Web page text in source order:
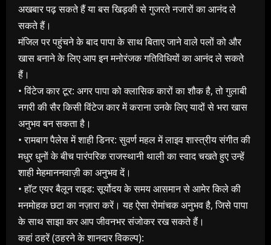
अखबार पढ़ सकते हैं या बस खिड़की से गुजरते नजारों का आनंद ले
सकते हैं।
मंजिल पर पहुंचने के बाद पापा के साथ बिताए जाने वाले पलों को और
खास बनाने के लिए आप इन मनोरंजक गतिविधियों का आनंद ले सकते
हैं।
• विंटेज कार टूर: अगर पापा को क्लासिक कारों का शौक है, तो गुलाबी
नगरी की सैर किसी विंटेज कार में कराना उनके लिए यादों से भरा खास
अनुभव बन सकता है।
• रामबाग पैलेस में शाही डिनर: सुवर्ण महल में लाइव शास्त्रीय संगीत की
मधुर धुनों के बीच पारंपरिक राजस्थानी थाली का स्वाद चखते हुए उन्हें
शाही मेहमाननवाज़ी का अनुभव दें।
• हॉट एयर बैलून राइड: सूर्योदय के समय आसमान से आमेर किले की
मनमोहक छटा का नज़ारा करें। यह ऐसा रोमांचक अनुभव है, जिसे पापा
के साथ साझा कर आप जीवनभर संजोकर रख सकते हैं।
कहां ठहरें (ठहरने के शानदार विकल्प):